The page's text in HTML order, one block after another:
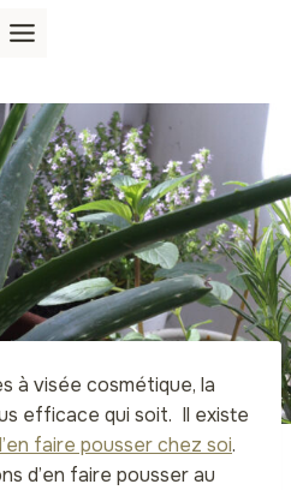
à visée cosmétique, la
efficace qui soit. Il existe
faire pousser chez soi.
d’en faire pousser au